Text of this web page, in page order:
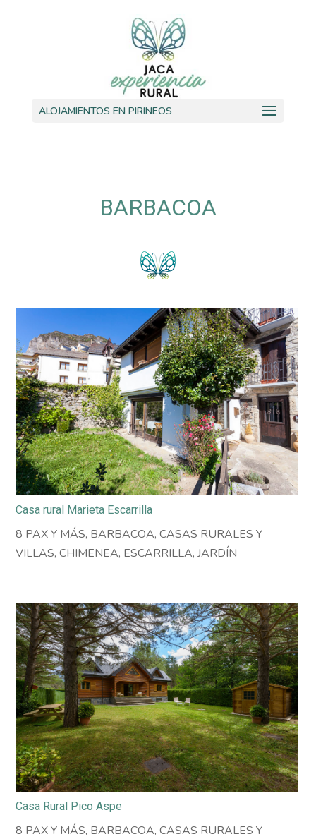
ALOJAMIENTOS EN PIRINEOS
BARBACOA
Casa rural Marieta Escarrilla
8 PAX Y MÁS, BARBACOA,CASAS RURALES Y
VILLAS,CHIMENEA, ESCARRILLA,JARDÍN
Casa Rural Pico Aspe
8 PAX Y MÁS, BARBACOA,CASAS RURALES Y